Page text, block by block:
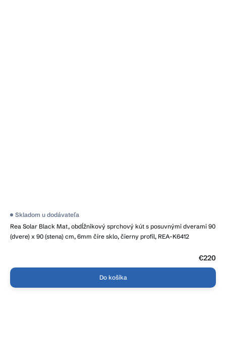
Rea Solar Black Mat, obdĺžnikový sprchový kút s posuvnými dverami 90
(dvere) x 90 (stena) cm, 6mm číre sklo, čierny profil, REA-K6412
Priemerné
produktu
je
Skladom u dodávateľa
€220
Do košíka